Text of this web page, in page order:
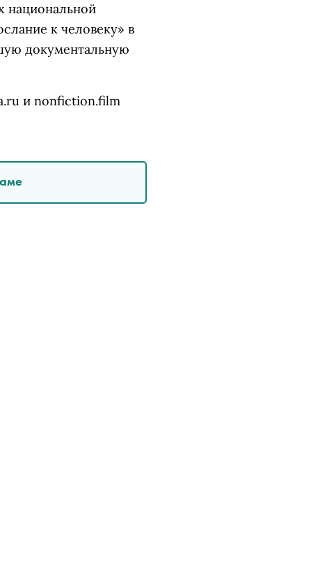
национальной
к человеку» в
документальную
и nonfiction.film